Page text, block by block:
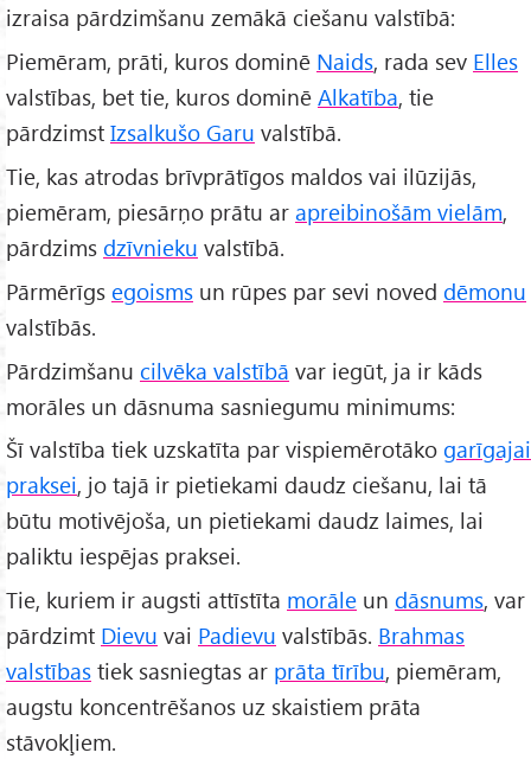
izraisa pārdzimšanu zemākā ciešanu valstībā:
Piemēram, prāti, kuros dominē Naids, rada sev Elles
valstības, bet tie, kuros dominē Alkatība, tie
pārdzimst Izsalkušo Garu valstībā.
Tie, kas atrodas brīvprātīgos maldos vai ilūzijās,
piemēram, piesārņo prātu ar apreibinošām vielām,
pārdzims dzīvnieku valstībā.
Pārmērīgs egoisms un rūpes par sevi noved dēmonu
valstībās.
Pārdzimšanu cilvēka valstībā var iegūt, ja ir kāds
morāles un dāsnuma sasniegumu minimums:
Šī valstība tiek uzskatīta par vispiemērotāko garīgajai
praksei, jo tajā ir pietiekami daudz ciešanu, lai tā
būtu motivējoša, un pietiekami daudz laimes, lai
paliktu iespējas praksei.
Tie, kuriem ir augsti attīstīta morāle un dāsnums, var
pārdzimt Dievu vai Padievu valstībās. Brahmas
valstības tiek sasniegtas ar prāta tīrību, piemēram,
augstu koncentrēšanos uz skaistiem prāta
stāvokļiem.